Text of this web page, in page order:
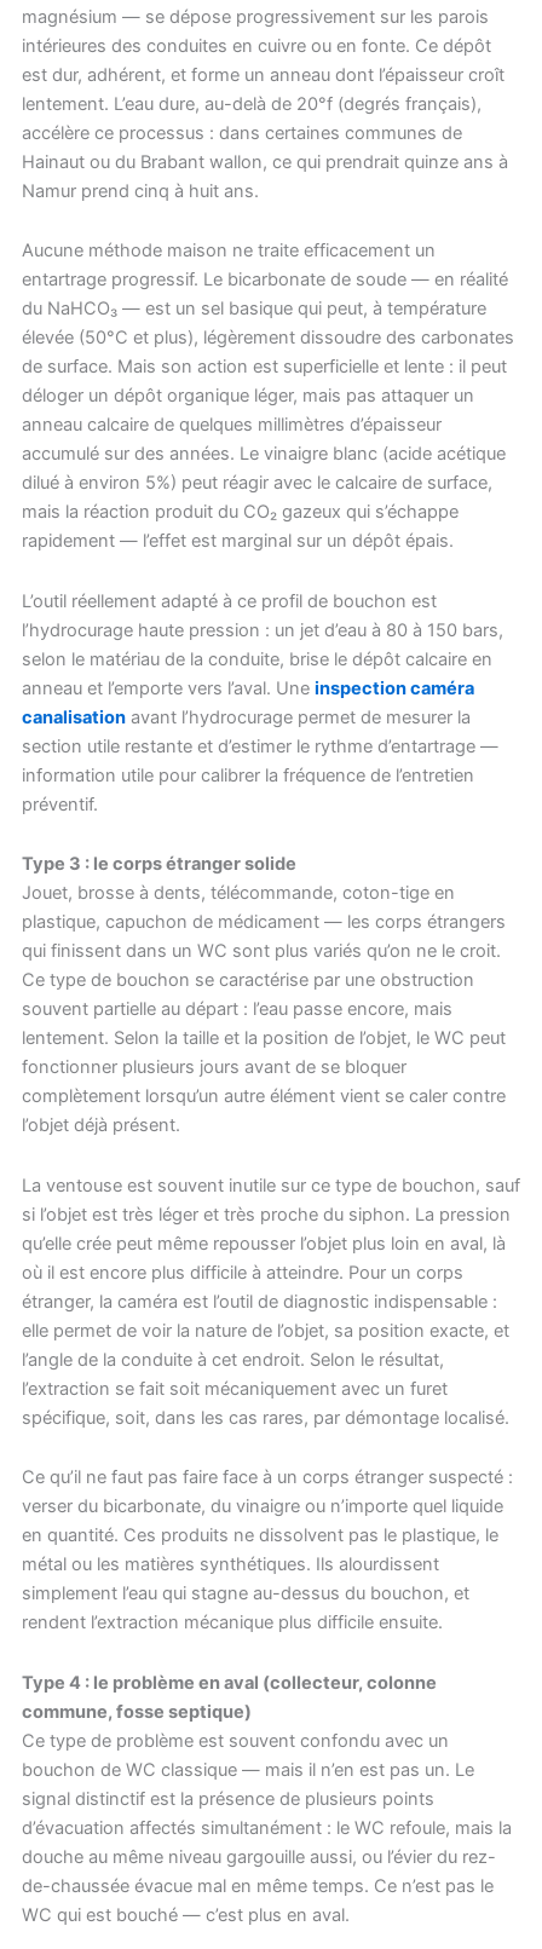
magnésium — se dépose progressivement sur les parois
intérieures des conduites en cuivre ou en fonte. Ce dépôt
est dur, adhérent, et forme un anneau dont l’épaisseur croît
lentement. L’eau dure, au-delà de 20°f (degrés français),
accélère ce processus : dans certaines communes de
Hainaut ou du Brabant wallon, ce qui prendrait quinze ans à
Namur prend cinq à huit ans.
Aucune méthode maison ne traite efficacement un
entartrage progressif. Le bicarbonate de soude — en réalité
du NaHCO₃ — est un sel basique qui peut, à température
élevée (50°C et plus), légèrement dissoudre des carbonates
de surface. Mais son action est superficielle et lente : il peut
déloger un dépôt organique léger, mais pas attaquer un
anneau calcaire de quelques millimètres d’épaisseur
accumulé sur des années. Le vinaigre blanc (acide acétique
dilué à environ 5%) peut réagir avec le calcaire de surface,
mais la réaction produit du CO₂ gazeux qui s’échappe
rapidement — l’effet est marginal sur un dépôt épais.
L’outil réellement adapté à ce profil de bouchon est
l’hydrocurage haute pression : un jet d’eau à 80 à 150 bars,
selon le matériau de la conduite, brise le dépôt calcaire en
anneau et l’emporte vers l’aval. Une inspection caméra
canalisation avant l’hydrocurage permet de mesurer la
section utile restante et d’estimer le rythme d’entartrage —
information utile pour calibrer la fréquence de l’entretien
préventif.
Type 3 : le corps étranger solide
Jouet, brosse à dents, télécommande, coton-tige en
plastique, capuchon de médicament — les corps étrangers
qui finissent dans un WC sont plus variés qu’on ne le croit.
Ce type de bouchon se caractérise par une obstruction
souvent partielle au départ : l’eau passe encore, mais
lentement. Selon la taille et la position de l’objet, le WC peut
fonctionner plusieurs jours avant de se bloquer
complètement lorsqu’un autre élément vient se caler contre
l’objet déjà présent.
La ventouse est souvent inutile sur ce type de bouchon, sauf
si l’objet est très léger et très proche du siphon. La pression
qu’elle crée peut même repousser l’objet plus loin en aval, là
où il est encore plus difficile à atteindre. Pour un corps
étranger, la caméra est l’outil de diagnostic indispensable :
elle permet de voir la nature de l’objet, sa position exacte, et
l’angle de la conduite à cet endroit. Selon le résultat,
l’extraction se fait soit mécaniquement avec un furet
spécifique, soit, dans les cas rares, par démontage localisé.
Ce qu’il ne faut pas faire face à un corps étranger suspecté :
verser du bicarbonate, du vinaigre ou n’importe quel liquide
en quantité. Ces produits ne dissolvent pas le plastique, le
métal ou les matières synthétiques. Ils alourdissent
simplement l’eau qui stagne au-dessus du bouchon, et
rendent l’extraction mécanique plus difficile ensuite.
Type 4 : le problème en aval (collecteur, colonne
commune, fosse septique)
Ce type de problème est souvent confondu avec un
bouchon de WC classique — mais il n’en est pas un. Le
signal distinctif est la présence de plusieurs points
d’évacuation affectés simultanément : le WC refoule, mais la
douche au même niveau gargouille aussi, ou l’évier du rez-
de-chaussée évacue mal en même temps. Ce n’est pas le
WC qui est bouché — c’est plus en aval.